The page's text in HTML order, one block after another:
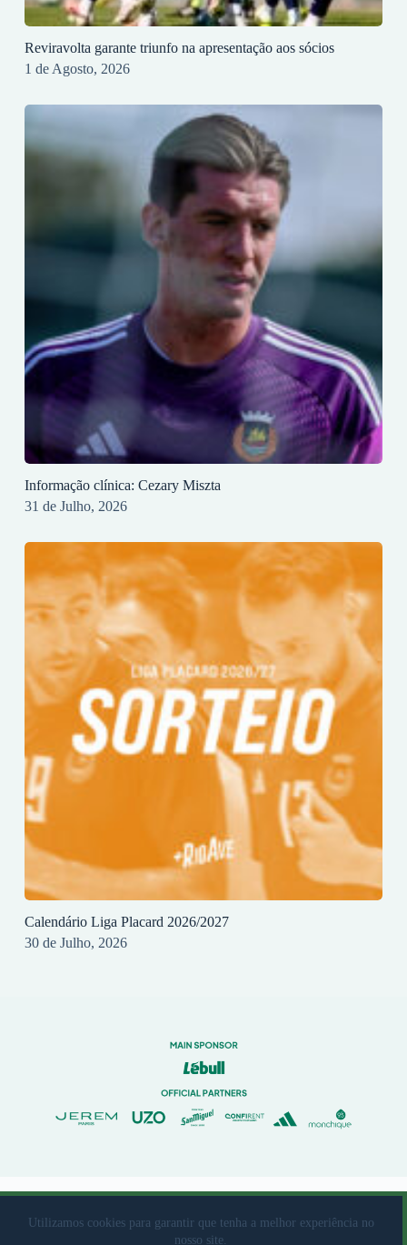
Utilizamos cookies para garantir que tenha a melhor experiência no
nosso site.
Reviravolta garante triunfo na apresentação aos sócios
1 de Agosto, 2026
Informação clínica: Cezary Miszta
31 de Julho, 2026
Calendário Liga Placard 2026/2027
30 de Julho, 2026
© 2023 Rio Ave Futebol Clube Desenvolvido porbrandit